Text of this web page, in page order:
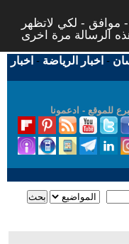
موافق - لكي لاتظهر
- اخبار الرياضة - اخبار
للموقع - ادعمونا